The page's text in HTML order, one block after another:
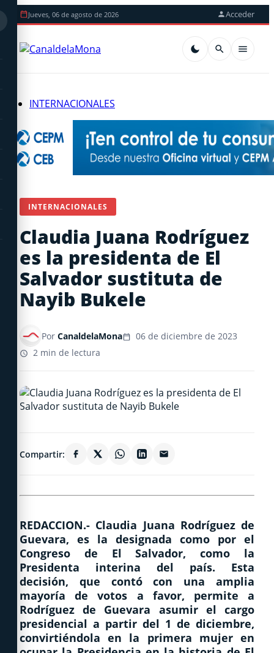
Jueves, 06 de agosto de 2026 Acceder
INTERNACIONALES
INTERNACIONALES
Claudia Juana Rodríguez
es la presidenta de El
Salvador sustituta de
Nayib Bukele
Por CanaldelaMona
06 de diciembre de 2023
2 min de lectura
Compartir:
REDACCION.- Claudia Juana Rodríguez de
Guevara, es la designada como por el
Congreso de El Salvador, como la
Presidenta interina del país. Esta
decisión, que contó con una amplia
mayoría de votos a favor, permite a
Rodríguez de Guevara asumir el cargo
presidencial a partir del 1 de diciembre,
convirtiéndola en la primera mujer en